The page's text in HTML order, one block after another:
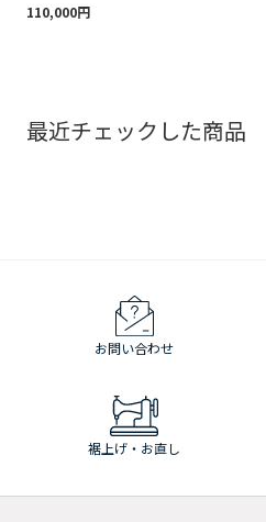
110,000円
最近チェックした商品
お問い合わせ
裾上げ・お直し